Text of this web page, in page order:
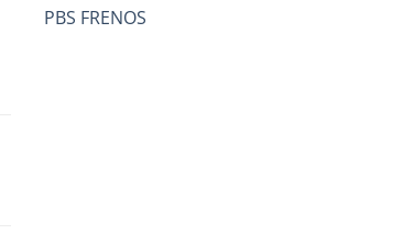
PBS FRENOS